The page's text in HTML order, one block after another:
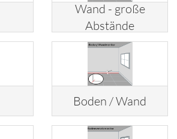
Wand - große
Abstände
Boden / Wand